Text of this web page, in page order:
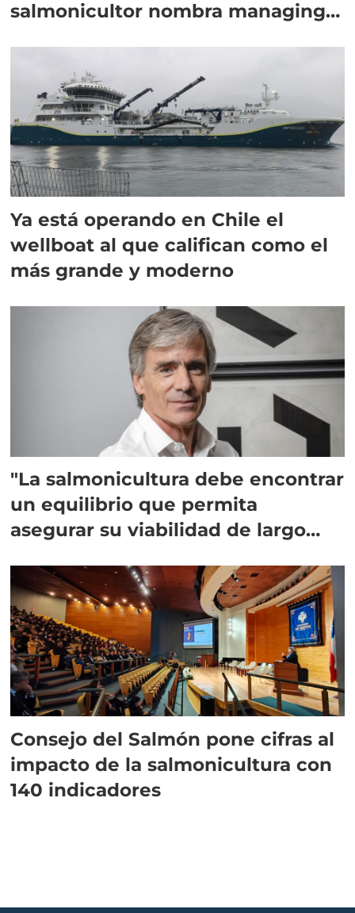
salmonicultor nombra managing
Ya está operando en Chile el
wellboat al que califican como el
más grande y moderno
"La salmonicultura debe encontrar
un equilibrio que permita
asegurar su viabilidad de largo
Consejo del Salmón pone cifras al
impacto de la salmonicultura con
140 indicadores